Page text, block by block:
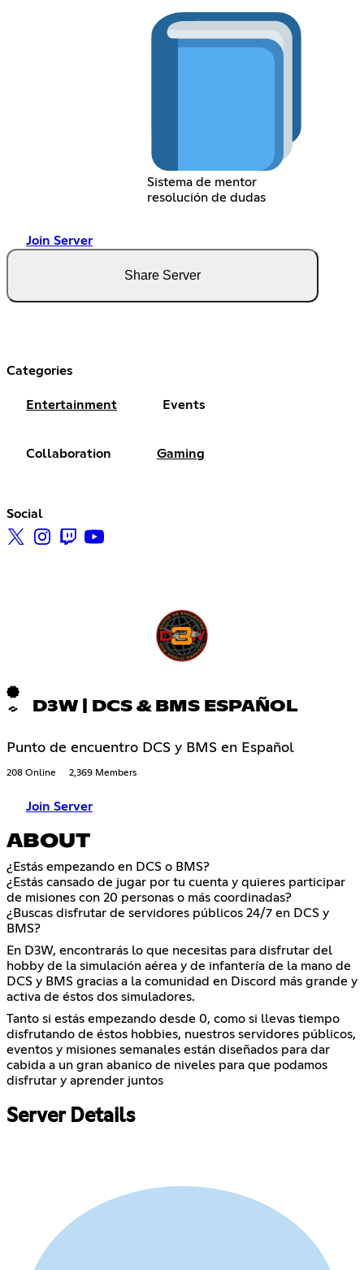
Sistema de mentor
resolución de dudas
Join Server
Share Server
Categories
Entertainment Events
Collaboration Gaming
Social
D3W | DCS & BMS ESPAÑOL
Punto de encuentro DCS y BMS en Español
208 Online 2,369 Members
Join Server
ABOUT
¿Estás empezando en DCS o BMS?
¿Estás cansado de jugar por tu cuenta y quieres participar
de misiones con 20 personas o más coordinadas?
¿Buscas disfrutar de servidores públicos 24/7 en DCS y
BMS?
En D3W, encontrarás lo que necesitas para disfrutar del
hobby de la simulación aérea y de infantería de la mano de
DCS y BMS gracias a la comunidad en Discord más grande y
activa de éstos dos simuladores.
Tanto si estás empezando desde 0, como si llevas tiempo
disfrutando de éstos hobbies, nuestros servidores públicos,
eventos y misiones semanales están diseñados para dar
cabida a un gran abanico de niveles para que podamos
disfrutar y aprender juntos
Server Details